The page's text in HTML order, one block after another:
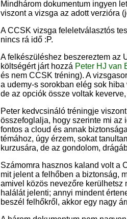
Mindhárom dokumentum ingyen
viszont a vizsga az adott verzióra
A CCSK vizsga feleletválasztós
nincs rá idő :P.
A felkészüléshez beszereztem az
költségért járt hozzá Peter HJ van
és nem CCSK tréning). A
a udemy-s sorokban elég sok
de az opciók össze voltak
Peter kedvcsináló tréningje
összefoglalja, hogy szerinte mi az
fontos a cloud és annak
témához, úgy érzem, sokat
kurzusára, de az gondolom,
Számomra hasznos kaland volt a
mit jelent a felhőben a biztonság,
amivel közös nevezőre kerülhetsz
halálát jelenti; annyi mindent
beszél felhőkről, akkor egy nagy